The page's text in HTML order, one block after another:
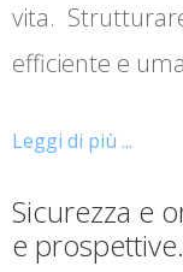
vita.
efficiente e
Leggi di più ...
Sicurezza e
e prospettive.